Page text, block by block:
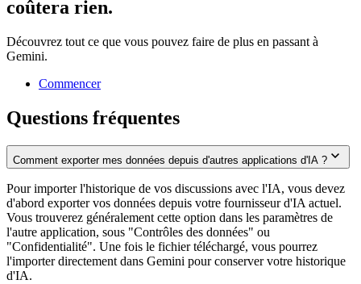
coûtera rien.
Découvrez tout ce que vous pouvez faire de plus en passant à
Gemini.
Commencer
Questions fréquentes
Comment exporter mes données depuis d'autres applications d'IA ?
Pour importer l'historique de vos discussions avec l'IA, vous devez
d'abord exporter vos données depuis votre fournisseur d'IA actuel.
Vous trouverez généralement cette option dans les paramètres de
l'autre application, sous "Contrôles des données" ou
"Confidentialité". Une fois le fichier téléchargé, vous pourrez
l'importer directement dans Gemini pour conserver votre historique
d'IA.